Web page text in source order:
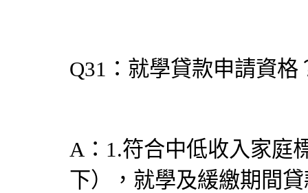
Q31：就學貸款申請資格
A：1.符合中低收入家庭
下），就學及緩繳期間